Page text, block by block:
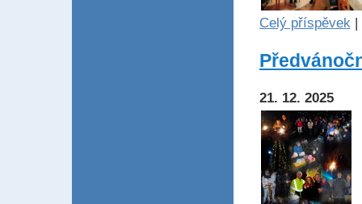
Celý příspěvek |
21. 12. 2025